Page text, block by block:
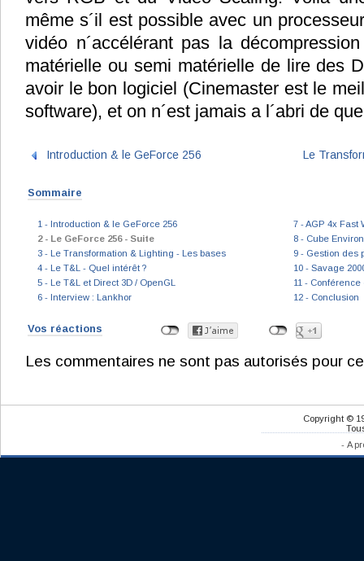
même s´il est possible avec un
vidéo n´accélérant pas la
matérielle ou semi matérielle de lire des
avoir le bon logiciel (Cinemaster est le
software), et on n´est jamais a l´abri de
Introduction & le GeForce 256 Le
Sommaire
1 - Introduction & le GeForce 256
2 - Le GeForce 256 - Suite
3 - Le Transformation & Lighting - Les bases
4 - Le T&L - Quel intérêt ?
5 - Le T&L et Direct 3D / OpenGL
6 - Interview : Lankhor
7 - AGP 4x Fast
8 - Cube
9 - Gestion des
10 - Savage
11 -
12 - Conclusion
Vos réactions
Les commentaires ne sont pas autorisés pour
Copyright ©
- A